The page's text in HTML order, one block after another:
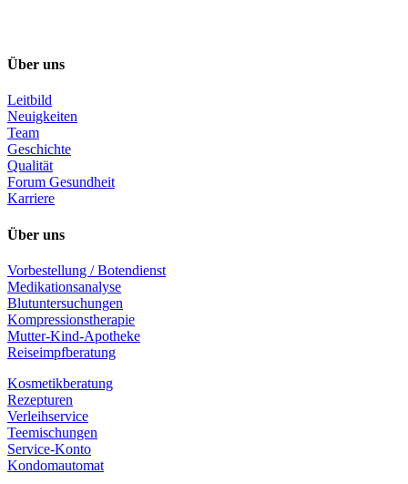
Über uns
Leitbild
Neuigkeiten
Team
Geschichte
Qualität
Forum Gesundheit
Karriere
Über uns
Vorbestellung / Botendienst
Medikationsanalyse
Blutuntersuchungen
Kompressionstherapie
Mutter-Kind-Apotheke
Reiseimpfberatung
Kosmetikberatung
Rezepturen
Verleihservice
Teemischungen
Service-Konto
Kondomautomat